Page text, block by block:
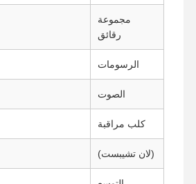
مجموعة
رقائق
الرسومات
الصوت
كلب مراقبة
(لان تشيبست)